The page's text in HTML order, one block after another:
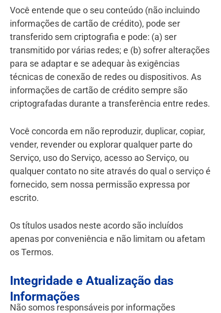
Você entende que o seu conteúdo (não incluindo
informações de cartão de crédito), pode ser
transferido sem criptografia e pode: (a) ser
transmitido por várias redes; e (b) sofrer alterações
para se adaptar e se adequar às exigências
técnicas de conexão de redes ou dispositivos. As
informações de cartão de crédito sempre são
criptografadas durante a transferência entre redes.
Você concorda em não reproduzir, duplicar, copiar,
vender, revender ou explorar qualquer parte do
Serviço, uso do Serviço, acesso ao Serviço, ou
qualquer contato no site através do qual o serviço é
fornecido, sem nossa permissão expressa por
escrito.
Os títulos usados neste acordo são incluídos
apenas por conveniência e não limitam ou afetam
os Termos.
Integridade e Atualização das
Informações
Não somos responsáveis por informações